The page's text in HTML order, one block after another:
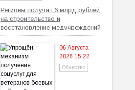
Регионы получат 6 млрд рублей
на строительство и
восстановление медучреждений
06 Августа
2026 15:22
Общество